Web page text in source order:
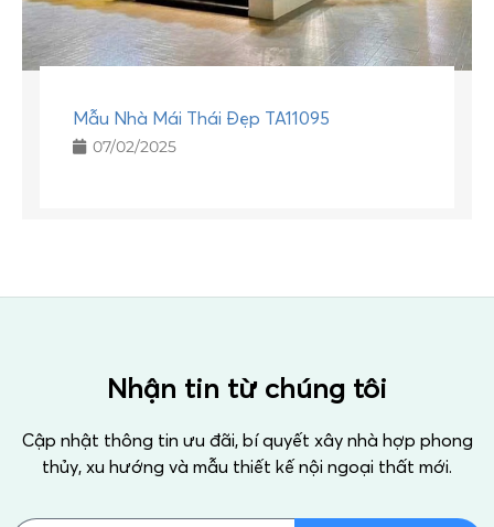
Mẫu Nhà Mái Thái Đẹp TA11095
07/02/2025
Nhận tin từ chúng tôi
Cập nhật thông tin ưu đãi, bí quyết xây nhà hợp phong
thủy, xu hướng và mẫu thiết kế nội ngoại thất mới.